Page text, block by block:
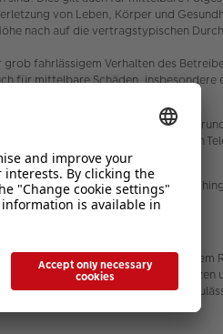
von Leben, Körper und
nach auf die vertragstypischen
fahrlässigem Verhalten des
für mittelbare Schäden, insbesondere
Einhaltung der EU-
der Telekommunikation und bei den
1.2). Es wird ausdrücklich darauf
durchführbare Bestimmung, die dem
die Nutzungsbedingungen im
UN-Kaufrechtes (CISG). Soweit